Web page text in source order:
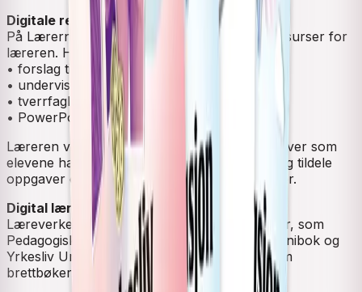
Digitale ressurser for lærerne
På Lærernettstedet til
er det nyttige ressurser for
læreren. Her finner lærerne:
• forslag til årsplan
• undervisningsopplegg
• tverrfaglige opplegg
• PowerPoint-presentasjoner
Læreren vil enkelt kunne følge med på oppgaver som
elevene har gjort og har mulighet for å lage og tildele
oppgaver og kommentere innleverte oppgaver.
Digital lærebok
Læreverket Vekst finnes også i digitale utgaver, som
Pedagogisk arbeid Unibok, Kommunikasjon Unibok og
Yrkesliv Unibok. De tre titlene finnes også som
brettbøker.